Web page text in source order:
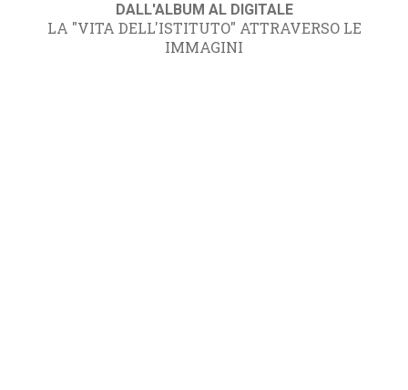
DALL'ALBUM AL DIGITALE
LA "VITA DELL'ISTITUTO" ATTRAVERSO LE
IMMAGINI